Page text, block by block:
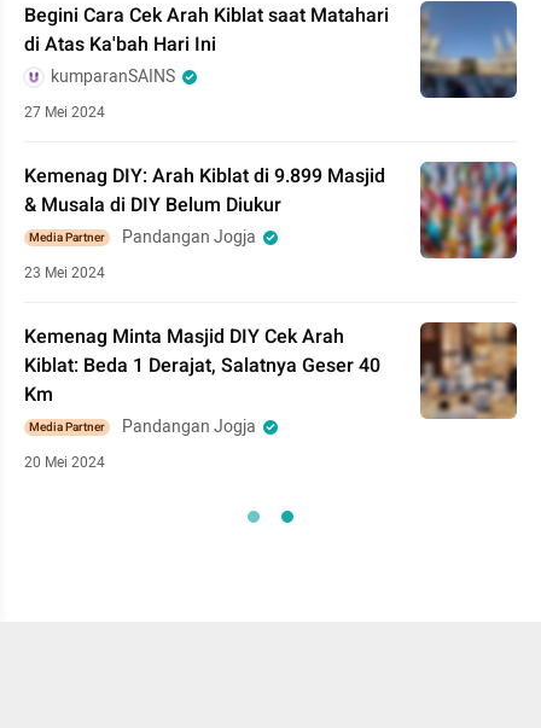
Begini Cara Cek Arah Kiblat saat Matahari
di Atas Ka'bah Hari Ini
kumparanSAINS
27 Mei 2024
Kemenag DIY: Arah Kiblat di 9.899 Masjid
& Musala di DIY Belum Diukur
Media Partner Pandangan Jogja
23 Mei 2024
Kemenag Minta Masjid DIY Cek Arah
Kiblat: Beda 1 Derajat, Salatnya Geser 40
Km
Media Partner Pandangan Jogja
20 Mei 2024